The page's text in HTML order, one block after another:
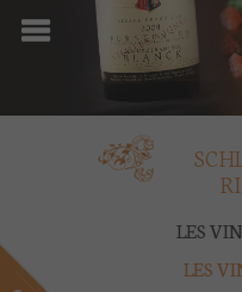
LES
LES